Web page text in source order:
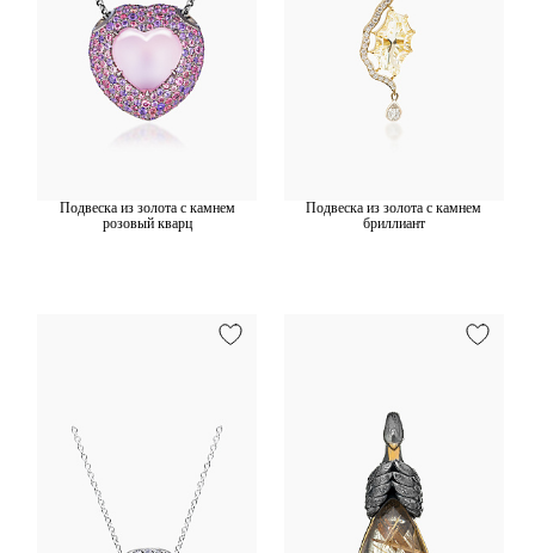
Подвеска из золота с камнем
розовый кварц
Подвеска из золота с камнем
бриллиант